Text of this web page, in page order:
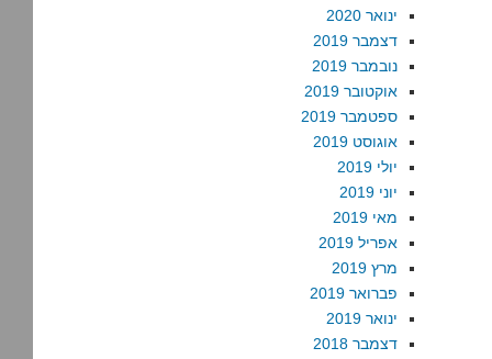
ינואר 2020
דצמבר 2019
נובמבר 2019
אוקטובר 2019
ספטמבר 2019
אוגוסט 2019
יולי 2019
יוני 2019
מאי 2019
אפריל 2019
מרץ 2019
פברואר 2019
ינואר 2019
דצמבר 2018